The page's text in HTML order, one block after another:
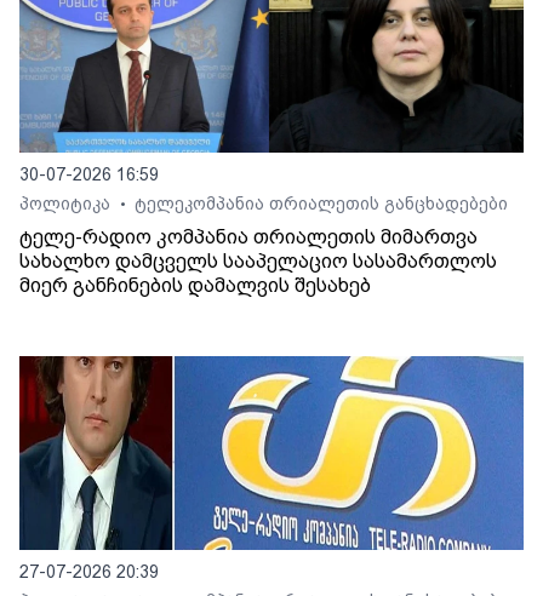
30-07-2026 16:59
პოლიტიკა
• ტელეკომპანია თრიალეთის განცხადებები
ტელე-რადიო კომპანია თრიალეთის მიმართვა
სახალხო დამცველს სააპელაციო სასამართლოს
მიერ განჩინების დამალვის შესახებ
27-07-2026 20:39